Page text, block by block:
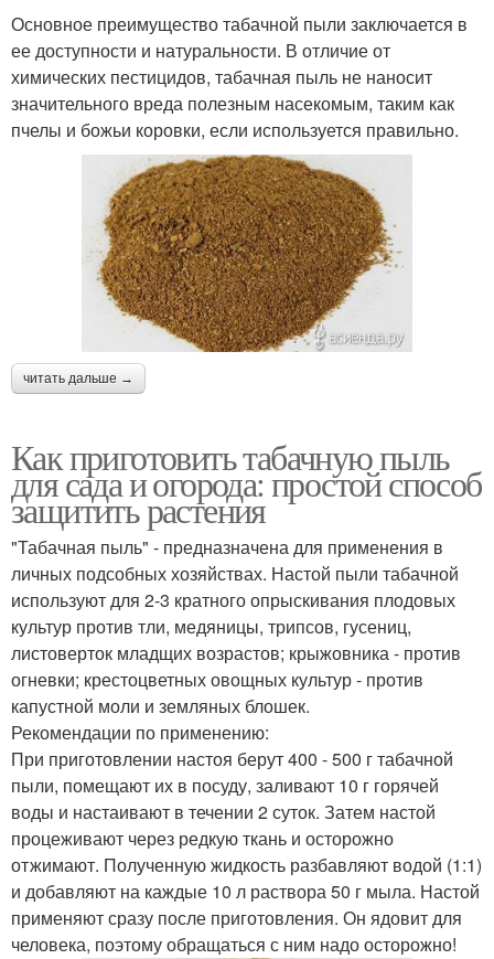
Основное преимущество табачной пыли заключается в
ее доступности и натуральности. В отличие от
химических пестицидов, табачная пыль не наносит
значительного вреда полезным насекомым, таким как
пчелы и божьи коровки, если используется правильно.
читать дальше →
Как приготовить табачную пыль
для сада и огорода: простой способ
защитить растения
"Табачная пыль" - предназначена для применения в
личных подсобных хозяйствах. Настой пыли табачной
используют для 2-3 кратного опрыскивания плодовых
культур против тли, медяницы, трипсов, гусениц,
листоверток младщих возрастов; крыжовника - против
огневки; крестоцветных овощных культур - против
капустной моли и земляных блошек.
Рекомендации по применению:
При приготовлении настоя берут 400 - 500 г табачной
пыли, помещают их в посуду, заливают 10 г горячей
воды и настаивают в течении 2 суток. Затем настой
процеживают через редкую ткань и осторожно
отжимают. Полученную жидкость разбавляют водой (1:1)
и добавляют на каждые 10 л раствора 50 г мыла. Настой
применяют сразу после приготовления. Он ядовит для
человека, поэтому обращаться с ним надо осторожно!